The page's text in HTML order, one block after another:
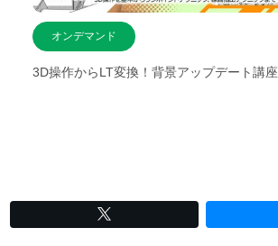
オンデマンド
3D操作からLT変換！背景アップデート講座